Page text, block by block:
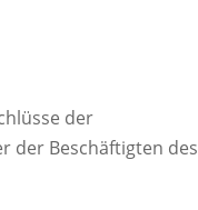
der
der Beschäftigten des